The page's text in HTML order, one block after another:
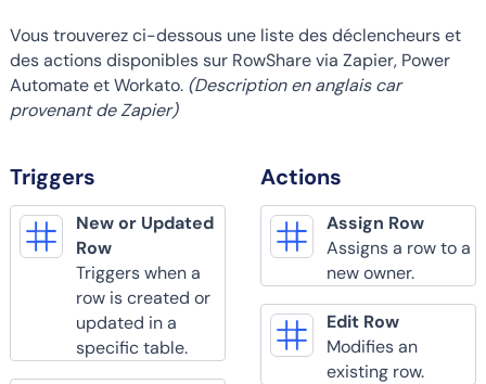
Vous trouverez ci-dessous une liste des déclencheurs et
des actions disponibles sur RowShare via Zapier, Power
Automate et Workato. (Description en anglais car
provenant de Zapier)
Triggers
New or Updated
Row
Triggers when a
row is created or
updated in a
specific table.
Actions
Assign Row
Assigns a row to a
new owner.
Edit Row
Modifies an
existing row.